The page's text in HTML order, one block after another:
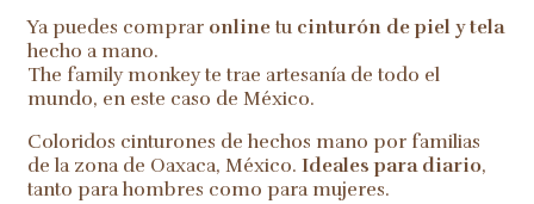
Ya puedes comprar online tu cinturón de piel y tela
hecho a mano.
The family monkey te trae artesanía de todo el
mundo, en este caso de México.
Coloridos cinturones de hechos mano por familias
de la zona de Oaxaca, México. Ideales para diario,
tanto para hombres como para mujeres.